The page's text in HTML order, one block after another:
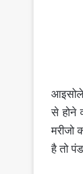
से होने
मरीजो
है तो